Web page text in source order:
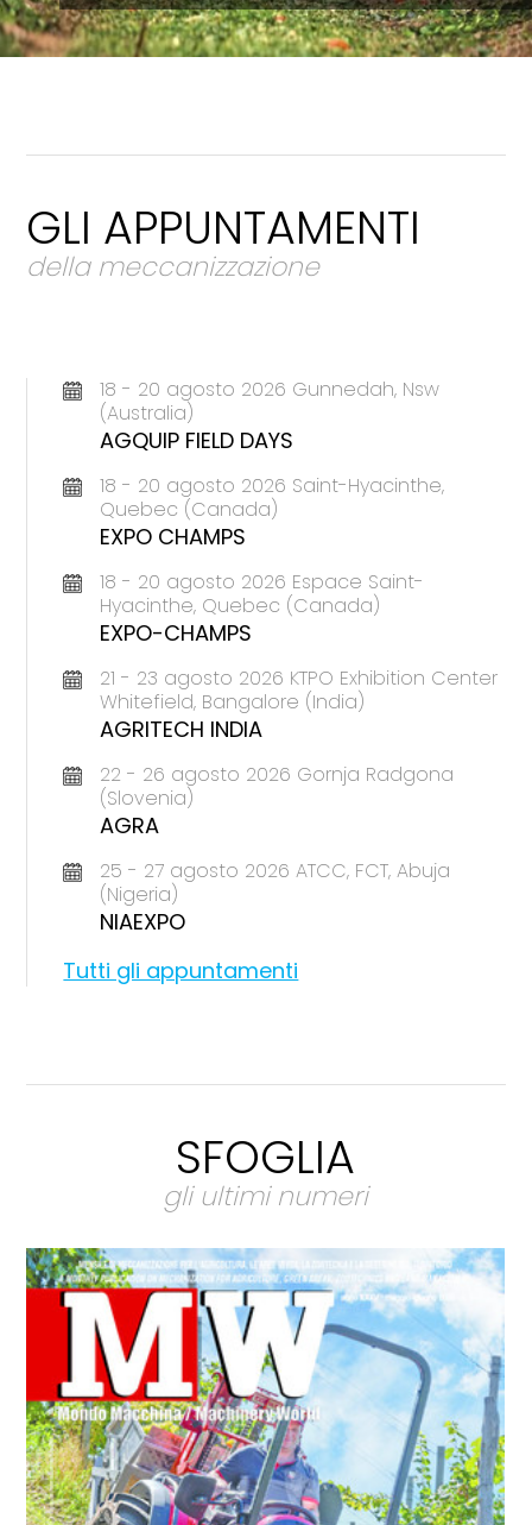
GLI APPUNTAMENTI
della meccanizzazione
18 - 20 agosto 2026 Gunnedah, Nsw
(Australia)
AGQUIP FIELD DAYS
18 - 20 agosto 2026 Saint-Hyacinthe,
Quebec (Canada)
EXPO CHAMPS
18 - 20 agosto 2026 Espace Saint-
Hyacinthe, Quebec (Canada)
EXPO-CHAMPS
21 - 23 agosto 2026 KTPO Exhibition Center
Whitefield, Bangalore (India)
AGRITECH INDIA
22 - 26 agosto 2026 Gornja Radgona
(Slovenia)
AGRA
25 - 27 agosto 2026 ATCC, FCT, Abuja
(Nigeria)
NIAEXPO
Tutti gli appuntamenti
SFOGLIA
gli ultimi numeri